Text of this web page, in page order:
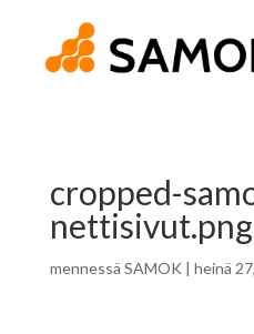
cropped-
nettisivut.png
mennessä SAMOK | heinä